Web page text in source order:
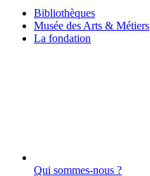
Bibliothèques
Musée des Arts & Métiers
La fondation
Qui sommes-nous ?